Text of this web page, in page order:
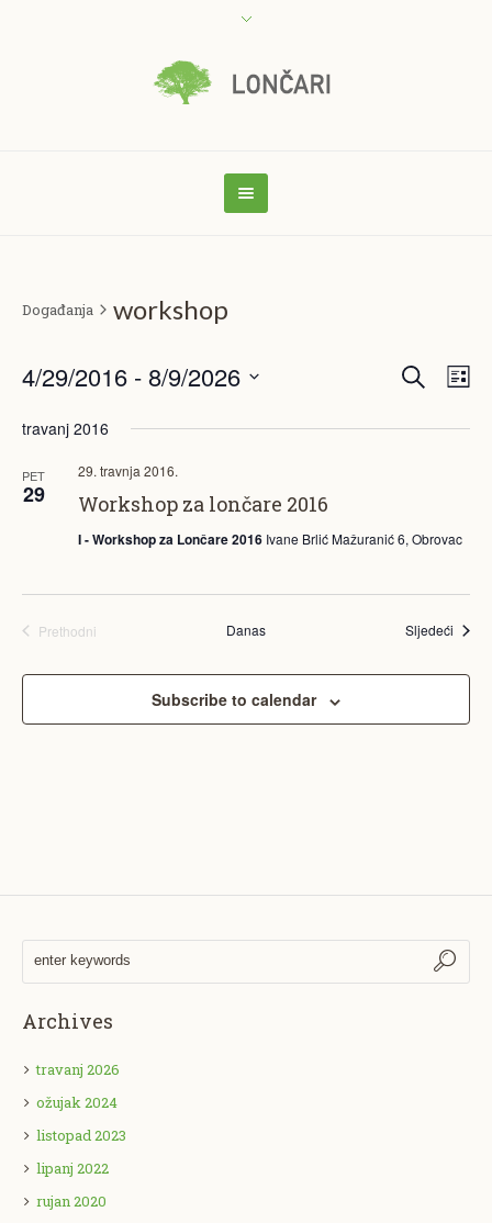
Događanja workshop
Traži
4/29/2016 - 8/9/2026
datum.
travanj 2016
PET
29
29. travnja 2016.
Workshop za lončare 2016
I - Workshop za Lončare 2016 Ivane Brlić Mažuranić 6, Obrovac
Prethodni
Danas Sljedeći
Subscribe to calendar
Archives
travanj 2026
ožujak 2024
listopad 2023
lipanj 2022
rujan 2020